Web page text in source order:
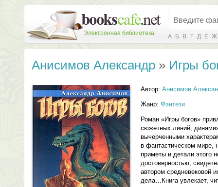
Электронная библиотека А Б В Г Д Е Ж
Анисимов Александр » Игры
Автор: Анисимов
Жанр: Фэнтези
Роман «Игры богов»
сюжетных линий,
вычерченными
в фантастическом мире,
приметы и детали этого
достоверностью,
автором средневековой
дела…Книга увлекает,